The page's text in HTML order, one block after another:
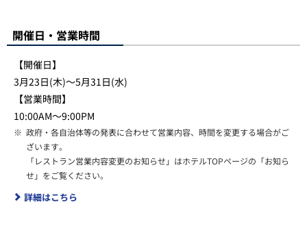
開催日・営業時間
【開催日】
3月23日(木)～5月31日(水)
【営業時間】
10:00AM～9:00PM
※ 政府・各自治体等の発表に合わせて営業内容、時間を変更する場合がご
ざいます。
「レストラン営業内容変更のお知らせ」はホテルTOPページの「お知ら
せ」をご覧ください。
詳細はこちら